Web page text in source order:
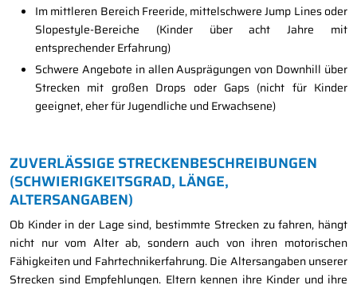
Im mittleren Bereich Freeride, mittelschwere Jump Lines oder
Slopestyle-Bereiche (Kinder über acht Jahre mit
entsprechender Erfahrung)
Schwere Angebote in allen Ausprägungen von Downhill über
Strecken mit großen Drops oder Gaps (nicht für Kinder
geeignet, eher für Jugendliche und Erwachsene)
ZUVERLÄSSIGE STRECKENBESCHREIBUNGEN
(SCHWIERIGKEITSGRAD, LÄNGE,
ALTERSANGABEN)
Ob Kinder in der Lage sind, bestimmte Strecken zu fahren, hängt
nicht nur vom Alter ab, sondern auch von ihren motorischen
Fähigkeiten und Fahrtechnikerfahrung. Die Altersangaben unserer
Strecken sind Empfehlungen. Eltern kennen ihre Kinder und ihre